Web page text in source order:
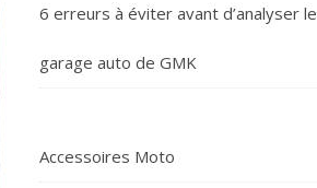
6 erreurs à éviter avant d’analyser le
garage auto de GMK
Accessoires Moto